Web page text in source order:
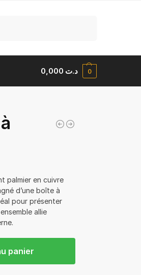
د.ت 0
palmier en cuivre
d’une boîte à
pour présenter
allie
panier